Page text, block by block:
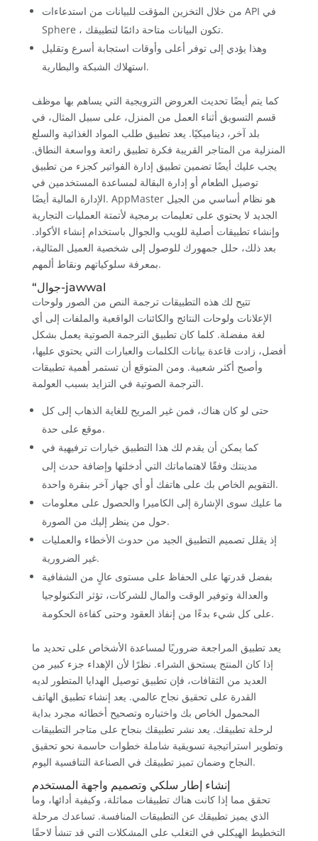
من خلال التخزين المؤقت للبيانات من استدعاءات API في
Sphere ، تكون البيانات متاحة دائمًا لتطبيقك.
وهذا يؤدي إلى توفر أعلى وأوقات استجابة أسرع وتقليل
استهلاك الشبكة والبطارية.
كما يتم أيضًا تحديث العروض الترويجية التي يساهم بها موظف
قسم التسويق أثناء العمل من المنزل، على سبيل المثال، في
بلد آخر، ديناميكيًا. يعد تطبيق طلب المواد الغذائية والسلع
المنزلية من المتاجر القريبة فكرة تطبيق رائعة وواسعة النطاق.
يجب عليك أيضًا تضمين تطبيق إدارة الفواتير كجزء من تطبيق
توصيل الطعام أو إدارة البقالة لمساعدة المستخدمين في
الإدارة المالية أيضًا. AppMaster هو نظام أساسي من الجيل
الجديد لا يحتوي على تعليمات برمجية لأتمتة العمليات التجارية
وإنشاء تطبيقات أصلية للويب والجوال باستخدام إنشاء الأكواد.
بعد ذلك، حلل جمهورك للوصول إلى شخصية العميل المثالية،
بمعرفة سلوكياتهم ونقاط ألمهم.
“جوال-jawwal
تتيح لك هذه التطبيقات ترجمة النص من الصور ولوحات
الإعلانات ولوحات النتائج والكائنات الواقعية والملفات إلى أي
لغة مفضلة. كلما كان تطبيق الترجمة الصوتية يعمل بشكل
أفضل، زادت قاعدة بيانات الكلمات والعبارات التي يحتوي عليها،
وأصبح أكثر شعبية. ومن المتوقع أن تستمر أهمية تطبيقات
الترجمة الصوتية في التزايد بسبب العولمة.
حتى لو كان هناك، فمن غير المريح للغاية الذهاب إلى كل
موقع على حدة.
كما يمكن أن يقدم لك هذا التطبيق خيارات ترفيهية في
مدينتك وفقًا لاهتماماتك التي أدخلتها وإضافة حدث إلى
التقويم الخاص بك على هاتفك أو أي جهاز آخر بنقرة واحدة.
ما عليك سوى الإشارة إلى الكاميرا والحصول على معلومات
حول من ينظر إليك من الصورة.
إذ يقلل تصميم التطبيق الجيد من حدوث الأخطاء والعمليات
غير الضرورية.
بفضل قدرتها على الحفاظ على مستوى عالٍ من الشفافية
والعدالة وتوفير الوقت والمال للشركات، تؤثر التكنولوجيا
على كل شيء بدءًا من إنفاذ العقود وحتى كفاءة الحكومة.
يعد تطبيق المراجعة ضروريًا لمساعدة الأشخاص على تحديد ما
إذا كان المنتج يستحق الشراء. نظرًا لأن الإهداء جزء كبير من
العديد من الثقافات، فإن تطبيق توصيل الهدايا المتطور لديه
القدرة على تحقيق نجاح عالمي. يعد إنشاء تطبيق الهاتف
المحمول الخاص بك واختباره وتصحيح أخطائه مجرد بداية
لرحلة تطبيقك. يعد نشر تطبيقك بنجاح على متاجر التطبيقات
وتطوير استراتيجية تسويقية شاملة خطوات حاسمة نحو تحقيق
النجاح وضمان تميز تطبيقك في الصناعة التنافسية اليوم.
إنشاء إطار سلكي وتصميم واجهة المستخدم
تحقق مما إذا كانت هناك تطبيقات مماثلة، وكيفية أدائها، وما
الذي يميز تطبيقك عن التطبيقات المنافسة. تساعدك مرحلة
التخطيط الهيكلي في التغلب على المشكلات التي قد تنشأ لاحقًا